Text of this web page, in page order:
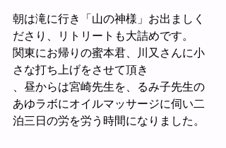
朝は滝に行き「山の神様」お出ましく
ださり、リトリートも大詰めです。
関東にお帰りの蜜本君、川又さんに小
さな打ち上げをさせて頂き
、昼からは宮崎先生を、るみ子先生の
あゆラボにオイルマッサージに伺い二
泊三日の労を労う時間になりました。